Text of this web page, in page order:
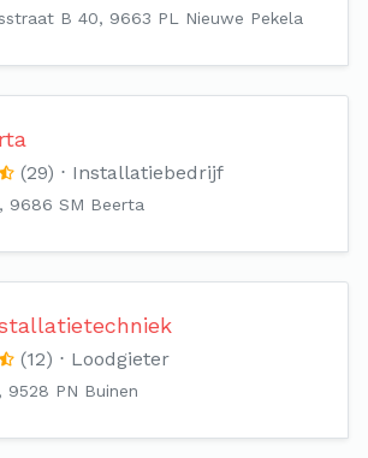
B 40, 9663 PL Nieuwe Pekela
(29) Installatiebedrijf
9686 SM Beerta
(12) Loodgieter
9528 PN Buinen